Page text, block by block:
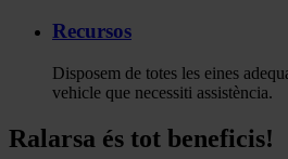
Recursos
Disposem de totes les eines
vehicle que necessiti assistència.
Ralarsa és tot beneficis!